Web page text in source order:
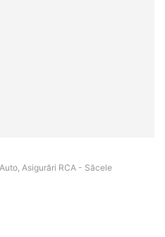
Asigurări RCA - Săcele